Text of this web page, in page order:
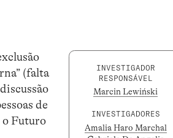
(falta
de
o Futuro
INVESTIGADOR
RESPONSÁVEL
Marcin Lewiński
INVESTIGADORES
Amalia Haro Marchal